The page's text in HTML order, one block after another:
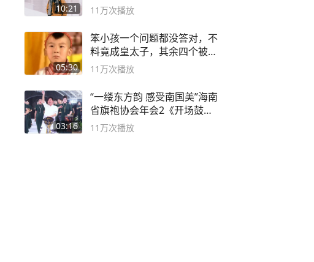
10:21 11万次播放
05:30
笨小孩一个问题都没答对，不
料竟成皇太子，其余四个被处
死
11万次播放
03:16
“一缕东方韵 感受南国美”海南
省旗袍协会年会2《开场鼓》
二团
11万次播放